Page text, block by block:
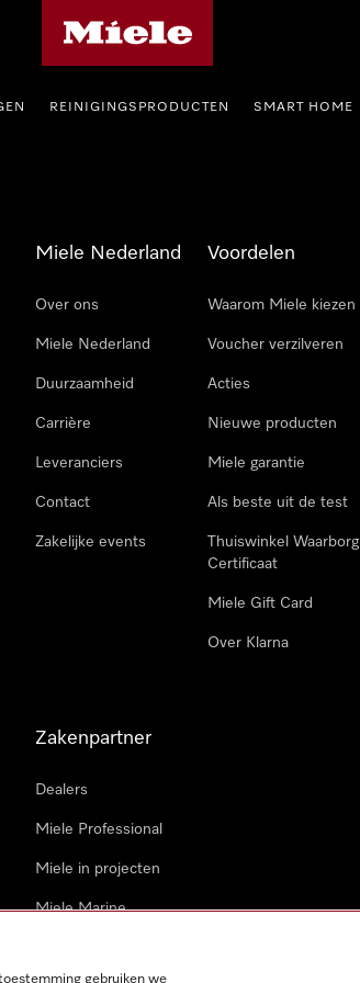
REINIGINGSPRODUCTEN SMART HOME
Miele Nederland
Over ons
Miele Nederland
Duurzaamheid
Carrière
Leveranciers
Contact
Zakelijke events
Voordelen
Waarom Miele kiezen
Voucher verzilveren
Acties
Nieuwe producten
Miele garantie
Als beste uit de test
Thuiswinkel Waarborg
Certificaat
Miele Gift Card
Over Klarna
Zakenpartner
Dealers
Miele Professional
Miele in projecten
Miele Marine
gebruiken we